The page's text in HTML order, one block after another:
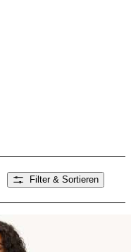
Filter & Sortieren